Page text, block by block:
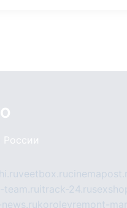
России
veetbox.ru
team.ru itrack-24.ru
korolevremont-